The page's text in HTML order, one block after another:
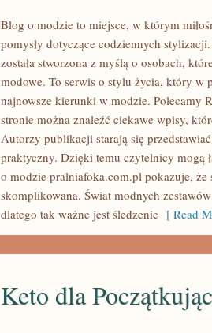
Blog o modzie to miejsce, w którym
pomysły dotyczące codziennych
została stworzona z myślą o osobach,
modowe. To serwis o stylu życia, który w
najnowsze kierunki w modzie. Polecamy
stronie można znaleźć ciekawe wpisy,
Autorzy publikacji starają się
praktyczny. Dzięki temu czytelnicy mogą
o modzie pralniafoka.com.pl pokazuje,
skomplikowana. Świat modnych
dlatego tak ważne jest śledzenie [ Read
Keto dla